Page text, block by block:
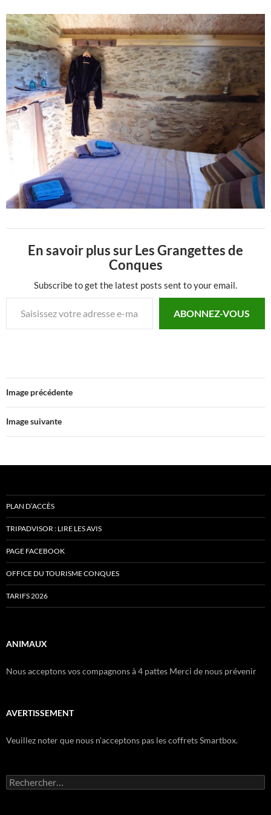
En savoir plus sur Les Grangettes de
Conques
Subscribe to get the latest posts sent to your email.
Saisissez votre adresse e-mail…
ABONNEZ-VOUS
Image précédente
Image suivante
PLAN D’ACCÈS
TRIPADVISOR : LIRE LES AVIS
PAGE FACEBOOK
OFFICE DU TOURISME CONQUES
TARIFS 2026
ANIMAUX
Nous acceptons vos compagnons à 4 pattes Merci de nous prévenir
AVERTISSEMENT
Veuillez noter que nous n'acceptons pas les coffrets Smartbox.
Rechercher :